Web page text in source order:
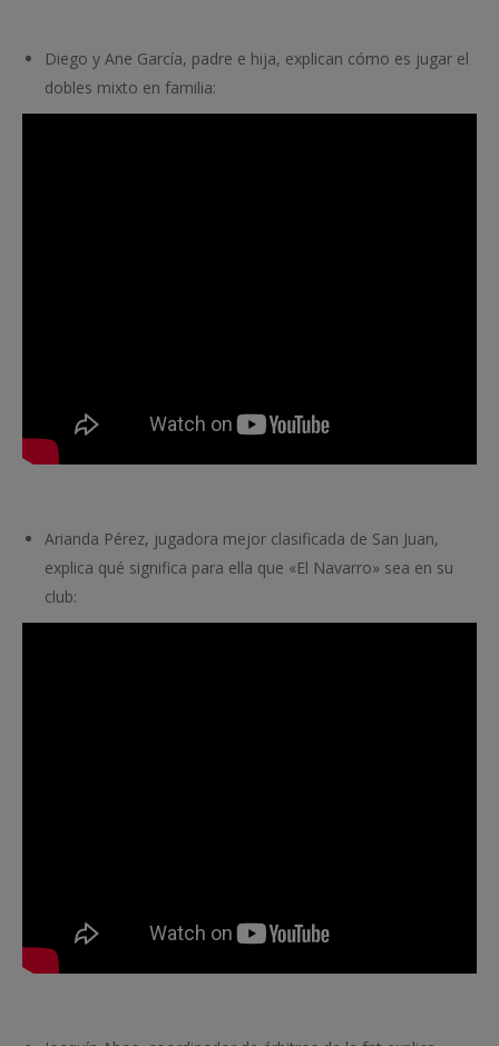
Diego y Ane García, padre e hija, explican cómo es jugar el
dobles mixto en familia:
Arianda Pérez, jugadora mejor clasificada de San Juan,
explica qué significa para ella que «El Navarro» sea en su
club: